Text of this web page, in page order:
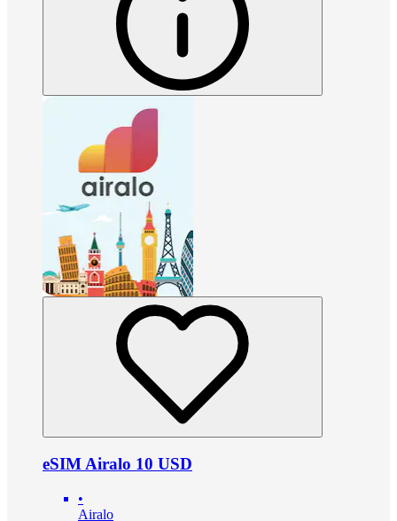
eSIM Airalo 10 USD
•
Airalo